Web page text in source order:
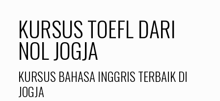
KURSUS TOEFL DARI
NOL JOGJA
KURSUS BAHASA INGGRIS TERBAIK DI
JOGJA